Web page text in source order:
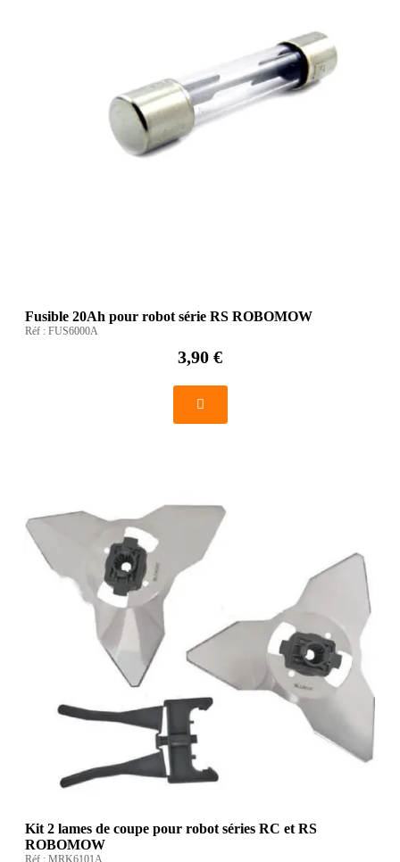
Fusible 20Ah pour robot série RS ROBOMOW
Réf : FUS6000A
3,90 €
Kit 2 lames de coupe pour robot séries RC et RS
ROBOMOW
Réf : MRK6101A